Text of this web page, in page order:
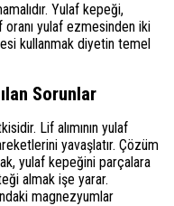
Yulaf kepeği,
yulaf ezmesinden iki
kullanmak diyetin temel
Sorunlar
Lif alımının yulaf
yavaşlatır. Çözüm
yulaf kepeğini parçalara
almak işe yarar.
magnezyumlar